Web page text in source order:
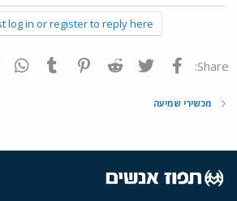
log in or register to reply here.
Share: פייסבוק Twitter
Reddit
Pinterest
Tumblr
מכשירי שמיעה